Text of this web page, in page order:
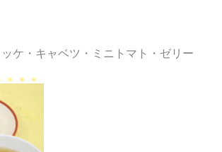
ケ・キャベツ・ミニトマト・ゼリー